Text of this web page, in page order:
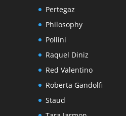
Pertegaz
Philosophy
Pollini
Raquel Diniz
Red Valentino
Roberta Gandolfi
Staud